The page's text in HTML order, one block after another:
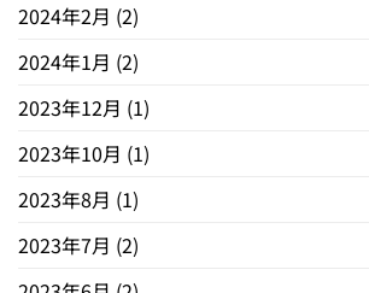
2024年2月 (2)
2024年1月 (2)
2023年12月 (1)
2023年10月 (1)
2023年8月 (1)
2023年7月 (2)